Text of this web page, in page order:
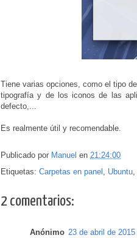
Tiene varias opciones, como el tipo
tipografía y de los iconos de las
defecto,...
Es realmente útil y recomendable.
Publicado por Manuel en 21:24:00
Etiquetas: Carpetas en panel , Ubuntu,
2 comentarios:
Anónimo 23 de abril de